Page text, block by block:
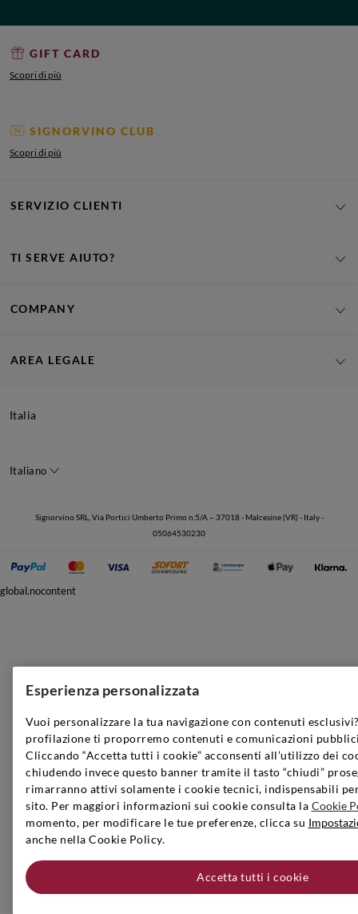
GIFT CARD
Scopri di più
SIGNORVINO CLUB
Scopri di più
SERVIZIO CLIENTI
TI SERVE AIUTO?
COMPANY
AREA LEGALE
Italia
Italiano
Signorvino SRL, Via Portici Umberto Primo n.5/A – 37018 - Malcesine (VR) - Italy -
05064530230
Esperienza personalizzata
Vuoi personalizzare la tua navigazione con contenuti
profilazione ti proporremo contenuti e comunicazioni
Cliccando “Accetta tutti i cookie” acconsenti all’utilizzo dei
chiudendo invece questo banner tramite il tasto “chiudi”
rimarranno attivi solamente i cookie tecnici, indispensabili
sito. Per maggiori informazioni sui cookie consulta la Cookie
momento, per modificare le tue preferenze, clicca su
anche nella Cookie Policy.
Accetta tutti i cookie
global.nocontent